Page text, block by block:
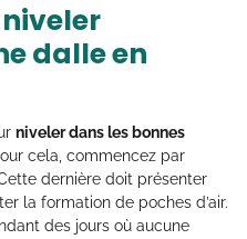
dalle en
niveler dans les bonnes
cela, commencez par
dernière doit présenter
la formation de poches d’air.
des jours où aucune